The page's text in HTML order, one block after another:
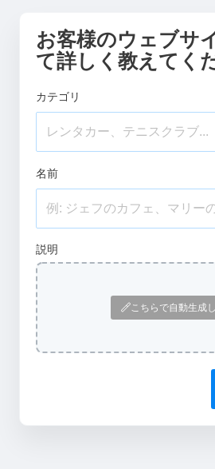
お客様のウェブサ
て詳しく教えてく
カテゴリ
名前
説明
こちらで自動生成